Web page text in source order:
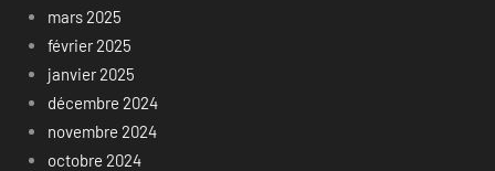
mars 2025
février 2025
janvier 2025
décembre 2024
novembre 2024
octobre 2024